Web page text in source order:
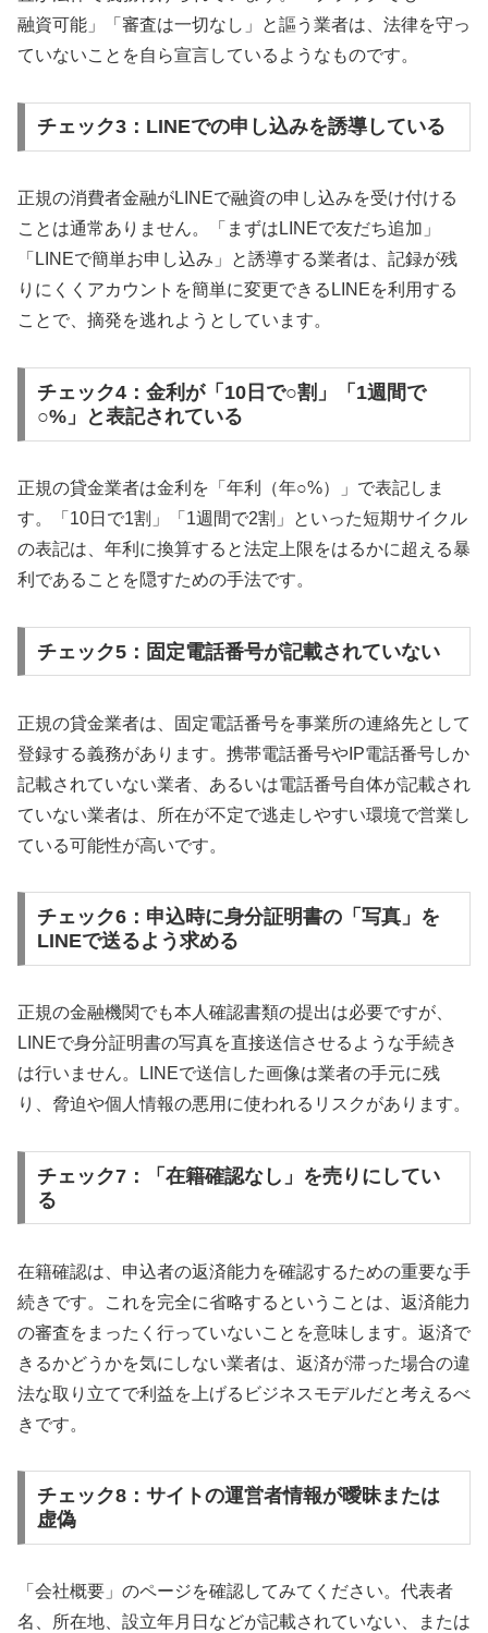
融資可能」「審査は一切なし」と謳う業者は、法律を守っ
ていないことを自ら宣言しているようなものです。
チェック3：LINEでの申し込みを誘導している
正規の消費者金融がLINEで融資の申し込みを受け付ける
ことは通常ありません。「まずはLINEで友だち追加」
「LINEで簡単お申し込み」と誘導する業者は、記録が残
りにくくアカウントを簡単に変更できるLINEを利用する
ことで、摘発を逃れようとしています。
チェック4：金利が「10日で○割」「1週間で
○%」と表記されている
正規の貸金業者は金利を「年利（年○%）」で表記しま
す。「10日で1割」「1週間で2割」といった短期サイクル
の表記は、年利に換算すると法定上限をはるかに超える暴
利であることを隠すための手法です。
チェック5：固定電話番号が記載されていない
正規の貸金業者は、固定電話番号を事業所の連絡先として
登録する義務があります。携帯電話番号やIP電話番号しか
記載されていない業者、あるいは電話番号自体が記載され
ていない業者は、所在が不定で逃走しやすい環境で営業し
ている可能性が高いです。
チェック6：申込時に身分証明書の「写真」を
LINEで送るよう求める
正規の金融機関でも本人確認書類の提出は必要ですが、
LINEで身分証明書の写真を直接送信させるような手続き
は行いません。LINEで送信した画像は業者の手元に残
り、脅迫や個人情報の悪用に使われるリスクがあります。
チェック7：「在籍確認なし」を売りにしてい
る
在籍確認は、申込者の返済能力を確認するための重要な手
続きです。これを完全に省略するということは、返済能力
の審査をまったく行っていないことを意味します。返済で
きるかどうかを気にしない業者は、返済が滞った場合の違
法な取り立てで利益を上げるビジネスモデルだと考えるべ
きです。
チェック8：サイトの運営者情報が曖昧または
虚偽
「会社概要」のページを確認してみてください。代表者
名、所在地、設立年月日などが記載されていない、または